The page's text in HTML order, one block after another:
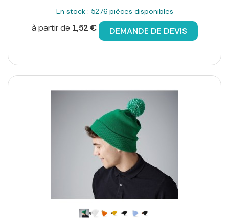
En stock : 5276 pièces disponibles
à partir de 1,52 € DEMANDE DE DEVIS